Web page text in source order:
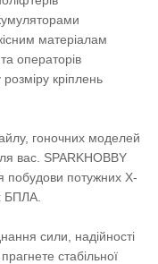
матеріалам
операторів
кріплень
гоночних моделей
вас. SPARKHOBBY
потужних X-
БПЛА.
сили, надійності
стабільної